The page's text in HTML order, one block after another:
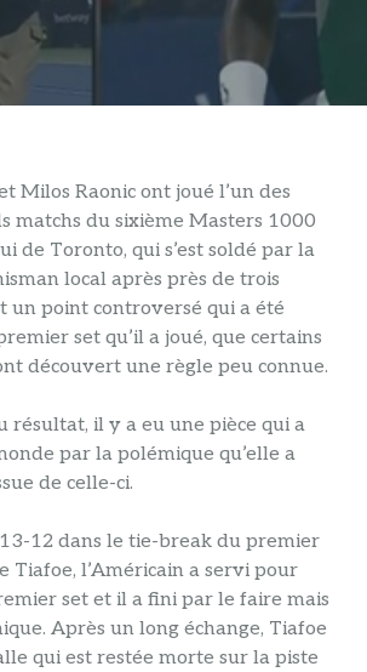
Milos Raonic ont joué l’un des
matchs du sixième Masters 1000
de Toronto, qui s’est soldé par la
local après près de trois
un point controversé qui a été
set qu’il a joué, que certains
découvert une règle peu connue.
résultat, il y a eu une pièce qui a
par la polémique qu’elle a
de celle-ci.
12 dans le tie-break du premier
Tiafoe, l’Américain a servi pour
set et il a fini par le faire mais
Après un long échange, Tiafoe
qui est restée morte sur la piste